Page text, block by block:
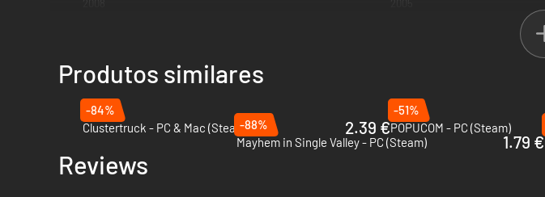
Produtos similares
-84%
Clustertruck - PC & Mac (Steam)
2.39 €
-51%
POPUCOM - PC (Steam)
-88%
Mayhem in Single Valley - PC (Steam)
1.79 €
Reviews